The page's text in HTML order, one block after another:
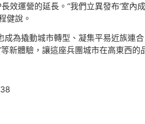
長效運營的延長。“我們立異發布‘室
健說。
成為撬動城市轉型、凝集平易近族連
新體驗，讓這座兵團城市在高東西